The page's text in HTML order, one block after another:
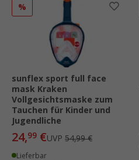
%
sunflex sport full face
mask Kraken
Vollgesichtsmaske zum
Tauchen für Kinder und
Jugendliche
24,99 €UVP 54,99 €
Lieferbar